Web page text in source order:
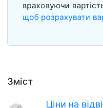
Зміст
Ціни на
враховуючи
щоб розрахувати